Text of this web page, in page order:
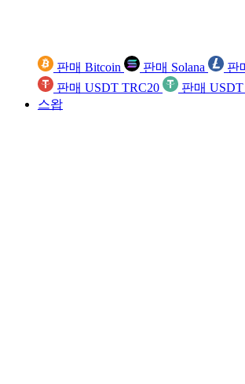
판매 Bitcoin 판매 Solana 판
판매 USDT TRC20
판매
스왑